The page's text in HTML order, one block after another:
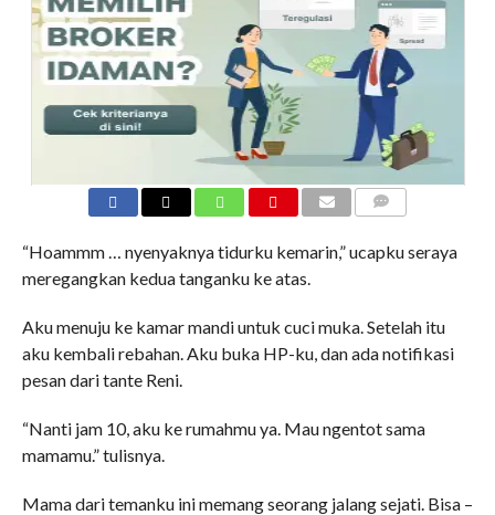
“Hoammm … nyenyaknya tidurku kemarin,” ucapku seraya
meregangkan kedua tanganku ke atas.
Aku menuju ke kamar mandi untuk cuci muka. Setelah itu
aku kembali rebahan. Aku buka HP-ku, dan ada notifikasi
pesan dari tante Reni.
“Nanti jam 10, aku ke rumahmu ya. Mau ngentot sama
mamamu.” tulisnya.
Mama dari temanku ini memang seorang jalang sejati. Bisa –